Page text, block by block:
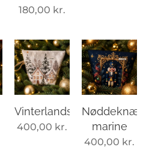
180,00 kr.
Vinterlandskab
400,00 kr.
marine
400,00 kr.